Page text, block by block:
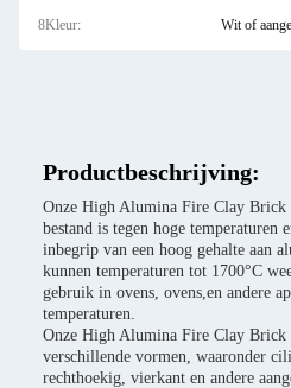
8Kleur: Wit of
Productbeschrijving:
Onze High Alumina Fire Clay Brick
bestand is tegen hoge temperaturen
inbegrip van een hoog gehalte aan
kunnen temperaturen tot 1700°C
gebruik in ovens, ovens,en andere
temperaturen.
Onze High Alumina Fire Clay
verschillende vormen, waaronder
rechthoekig, vierkant en andere